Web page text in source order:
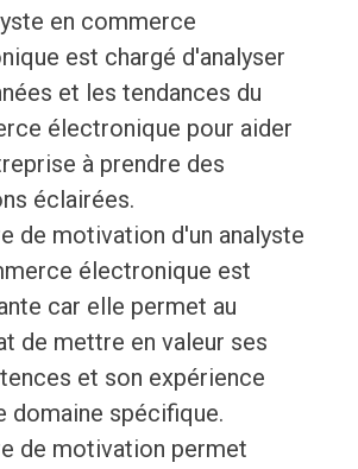
en commerce
est chargé d'analyser
et les tendances du
électronique pour aider
à prendre des
éclairées.
de motivation d'un analyste
électronique est
car elle permet au
de mettre en valeur ses
et son expérience
domaine spécifique.
de motivation permet